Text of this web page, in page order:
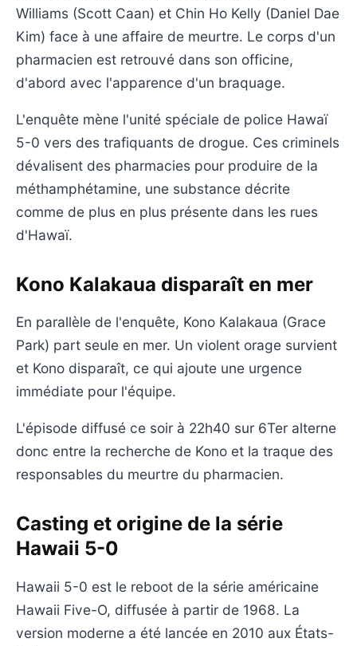
Williams (Scott Caan) et Chin Ho Kelly (Daniel Dae
Kim) face à une affaire de meurtre. Le corps d'un
pharmacien est retrouvé dans son officine,
d'abord avec l'apparence d'un braquage.
L'enquête mène l'unité spéciale de police Hawaï
5-0 vers des trafiquants de drogue. Ces criminels
dévalisent des pharmacies pour produire de la
méthamphétamine, une substance décrite
comme de plus en plus présente dans les rues
d'Hawaï.
Kono Kalakaua disparaît en mer
En parallèle de l'enquête, Kono Kalakaua (Grace
Park) part seule en mer. Un violent orage survient
et Kono disparaît, ce qui ajoute une urgence
immédiate pour l'équipe.
L'épisode diffusé ce soir à 22h40 sur 6Ter alterne
donc entre la recherche de Kono et la traque des
responsables du meurtre du pharmacien.
Casting et origine de la série
Hawaii 5-0
Hawaii 5-0 est le reboot de la série américaine
Hawaii Five-O, diffusée à partir de 1968. La
version moderne a été lancée en 2010 aux États-